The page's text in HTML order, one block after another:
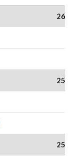
26
25
25